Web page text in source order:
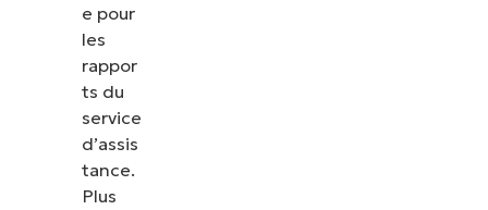
e pour
les
rappor
ts du
service
d’assis
tance.
Plus